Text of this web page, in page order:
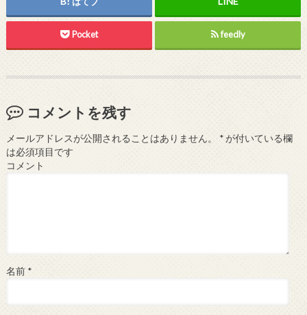
Pocket feedly
コメントを残す
メールアドレスが公開されることはありません。 *が付いている欄
は必須項目です
コメント
名前 *